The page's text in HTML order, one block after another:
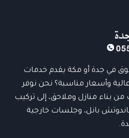
في جدة أو مكة يقدم خدمات
عالية وأسعار مناسبة؟ نحن نوفر
بناء منازل وملاحق، إلى تركيب
بانل، وجلسات خارجية